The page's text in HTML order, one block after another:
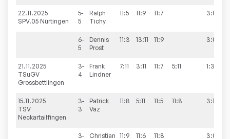
22.11.2025
SPV.05 Nürtingen
5-
5
Ralph
Tichy
11:5 11:9 11:7 3:0
6-
5
Dennis
Prost
11:3 13:11 11:9 3:0
21.11.2025
TSuGV
Grossbettlingen
3-
4
Frank
Lindner
7:11 3:11 11:7 5:11 1:3
15.11.2025
TSV
Neckartailfingen
3-
3
Patrick
Vaz
11:8 5:11 11:5 11:8 3:1
3- Christian 11:9 11:6 11:8 3:0